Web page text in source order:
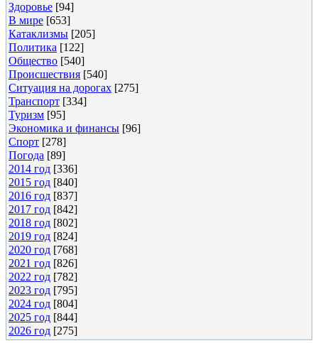
Здоровье [94]
В мире [653]
Катаклизмы [205]
Политика [122]
Общество [540]
Происшествия [540]
Ситуация на дорогах [275]
Транспорт [334]
Туризм [95]
Экономика и финансы [96]
Спорт [278]
Погода [89]
2014 год [336]
2015 год [840]
2016 год [837]
2017 год [842]
2018 год [802]
2019 год [824]
2020 год [768]
2021 год [826]
2022 год [782]
2023 год [795]
2024 год [804]
2025 год [844]
2026 год [275]